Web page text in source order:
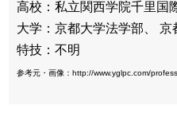
高校：私立関西学院千里国
大学：京都大学法学部、 京
特技：不明
参考元・画像：http://www.yglpc.com/